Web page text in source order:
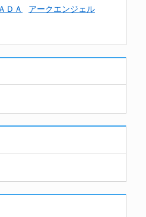
ＤＡ
アークエンジェル